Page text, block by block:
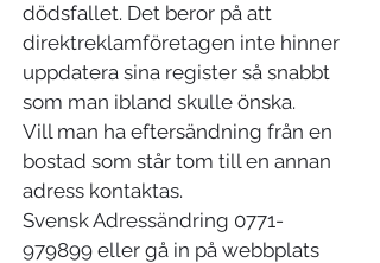
dödsfallet. Det beror på att
direktreklamföretagen inte hinner
uppdatera sina register så snabbt
som man ibland skulle önska.
Vill man ha eftersändning från en
bostad som står tom till en annan
adress kontaktas.
Svensk Adressändring 0771-
979899 eller gå in på webbplats